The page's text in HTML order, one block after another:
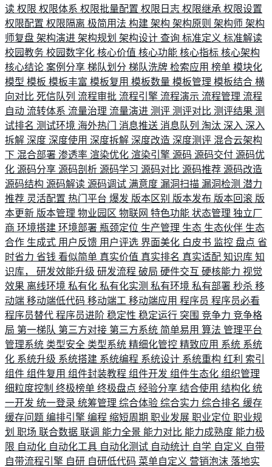
读 权限 权限体系 权限批量配置 权限日志 权限继承 权限设置
权限配置 权限隔离 极简用法 构建 架构 架构原则 架构师 架构
师复盘 架构演进 架构规划 架构设计 查询 标准定义 标准解读
校园教务 校园数字化 核心价值 核心功能 核心指标 核心架构
核心结论 案例分享 梯队划分 梯队洗牌 检索应用 榜单 模块化
模型 模板 模板丰富 模板复用 模板数量 模板管理 模板结合 横
向对比 死信队列 流程审批 流程引擎 流程演示 流程管理 流程
自动 流转体系 流量治理 流量演进 测评 测评对比 测评结果 测
试排名 测试环境 海外热门 消息推送 消息队列 淘汰 深入 深入
拆解 深度 深度使用 深度拆解 深度改造 深度测评 混合云架构
下 混合部署 渗透率 渲染优化 渲染引擎 源码 源码交付 源码优
化 源码分享 源码剖析 源码学习 源码对比 源码推荐 源码改造
源码结构 源码解读 源码调试 满意度 漏洞扫描 漏洞检测 潜力
推荐 灵活配置 热门平台 爆发 版本区别 版本发布 版本回滚 版
本更新 版本管理 物业园区 物联网 特色功能 状态管理 独立厂
商 环境搭建 环境部署 瓶颈定位 生产管理 生态 生态伙伴 生态
合作 生成式 用户反馈 用户评选 界面美化 白皮书 监控 盘点 省
时省力 省钱 看似简单 真实价值 真实排名 真实适配 知识库 知
识库， 研发效能升级 研发流程 破局 硬件交互 硬核能力 视觉
效果 离线环境 私有化 私有化实测 私有环境 私有部署 秒杀 移
动端 移动端低代码 移动端工 移动端应用 程序员 程序员必看
程序员替代 程序员进阶 稳定性 稳定运行 突围 竞争力 竞争格
局 第一梯队 第三方对接 第三方系统 简单易用 算法 管理平台
管理系统 类型安全 类型系统 精细化管控 精致应用 系统 系统
化 系统升级 系统搭建 系统编程 系统设计 系统重构 红利 索引
组件 组件复用 组件封装教程 组件开发 组件生态化 组织管理
细粒度控制 终极榜单 终极盘点 经验分享 结合使用 结构化 统
一开发 统一登录 统筹管理 综合体验 综合实力 综合排名 缓存
缓存问题 编排引擎 编程 缩短周期 职业发展 职业定位 职业规
划 职场 联合数据 联调 能力全景 能力对比 能力成熟度 能力极
限 自动化 自动化工具 自动化测试 自动统计 自学 自定义 自带
自带流程引擎 自研 自研低代码 菜单自定义 营销泡沫 落地实